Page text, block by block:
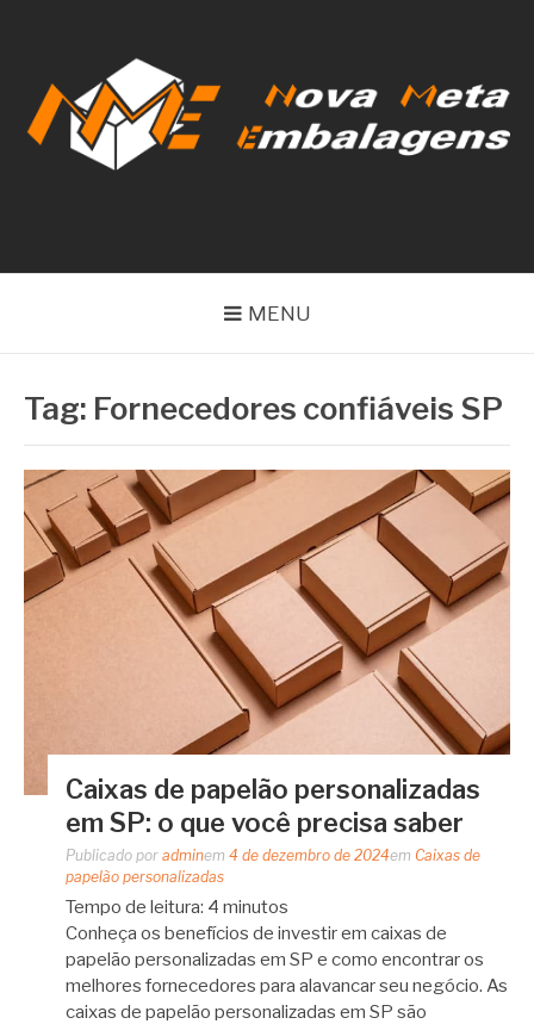
conteúdo
MENU
Tag: Fornecedores confiáveis SP
Caixas de papelão personalizadas
em SP: o que você precisa saber
Publicado por adminem 4 de dezembro de 2024em Caixas de
papelão personalizadas
Tempo de leitura: 4 minutos
Conheça os benefícios de investir em caixas de
papelão personalizadas em SP e como encontrar os
melhores fornecedores para alavancar seu negócio. As
caixas de papelão personalizadas em SP são